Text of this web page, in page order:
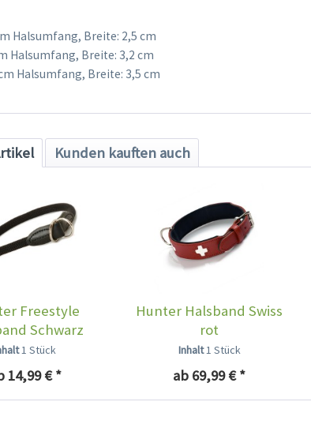
Halsumfang, Breite: 2,5 cm
Halsumfang, Breite: 3,2 cm
Halsumfang, Breite: 3,5 cm
Kunden kauften auch
Freestyle
Schwarz
1 Stück
14,99 € *
Hunter Halsband Swiss
rot
Inhalt1 Stück
ab 69,99 € *